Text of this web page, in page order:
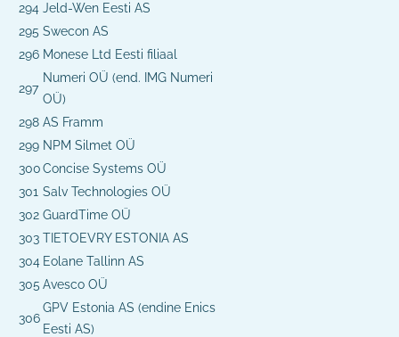
294 Jeld-Wen Eesti AS
295 Swecon AS
296 Monese Ltd Eesti filiaal
297
Numeri OÜ (end. IMG Numeri
OÜ)
298 AS Framm
299 NPM Silmet OÜ
300Concise Systems OÜ
301 Salv Technologies OÜ
302 GuardTime OÜ
303 TIETOEVRY ESTONIA AS
304 Eolane Tallinn AS
305 Avesco OÜ
306
GPV Estonia AS (endine Enics
Eesti AS)